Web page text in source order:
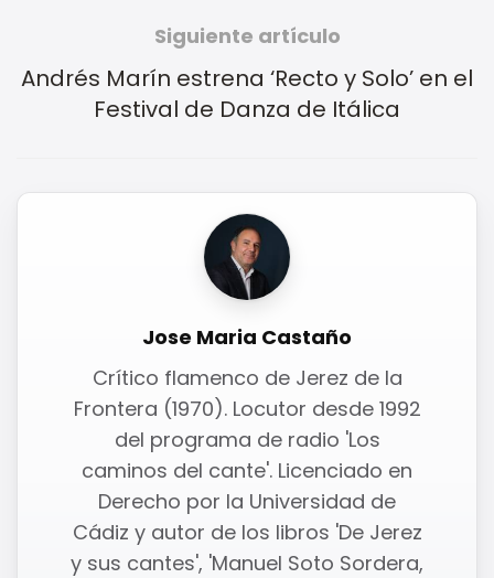
Siguiente artículo
Andrés Marín estrena ‘Recto y Solo’ en el
Festival de Danza de Itálica
Jose Maria Castaño
Crítico flamenco de Jerez de la
Frontera (1970). Locutor desde 1992
del programa de radio 'Los
caminos del cante'. Licenciado en
Derecho por la Universidad de
Cádiz y autor de los libros 'De Jerez
y sus cantes', 'Manuel Soto Sordera,